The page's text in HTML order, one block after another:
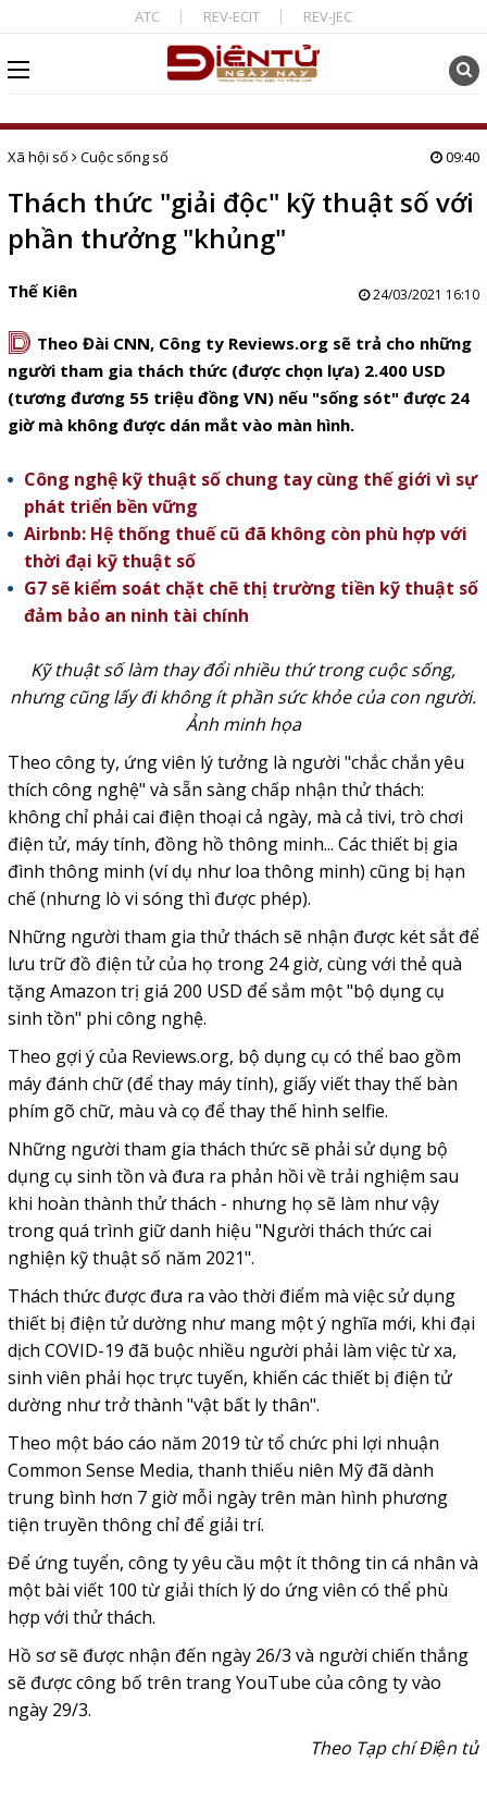
ATC REV-ECIT REV-JEC
Xã hội số Cuộc sống số 09:40
Thách thức "giải độc" kỹ thuật số với
phần thưởng "khủng"
Thế Kiên 24/03/2021 16:10
D Theo Đài CNN, Công ty Reviews.org sẽ trả cho những
người tham gia thách thức (được chọn lựa) 2.400 USD
(tương đương 55 triệu đồng VN) nếu "sống sót" được 24
giờ mà không được dán mắt vào màn hình.
Công nghệ kỹ thuật số chung tay cùng thế giới vì sự
phát triển bền vững
Airbnb: Hệ thống thuế cũ đã không còn phù hợp với
thời đại kỹ thuật số
G7 sẽ kiểm soát chặt chẽ thị trường tiền kỹ thuật số
đảm bảo an ninh tài chính
Kỹ thuật số làm thay đổi nhiều thứ trong cuộc sống,
nhưng cũng lấy đi không ít phần sức khỏe của con người.
Ảnh minh họa
Theo công ty, ứng viên lý tưởng là người "chắc chắn yêu
thích công nghệ" và sẵn sàng chấp nhận thử thách:
không chỉ phải cai điện thoại cả ngày, mà cả tivi, trò chơi
điện tử, máy tính, đồng hồ thông minh... Các thiết bị gia
đình thông minh (ví dụ như loa thông minh) cũng bị hạn
chế (nhưng lò vi sóng thì được phép).
Những người tham gia thử thách sẽ nhận được két sắt để
lưu trữ đồ điện tử của họ trong 24 giờ, cùng với thẻ quà
tặng Amazon trị giá 200 USD để sắm một "bộ dụng cụ
sinh tồn" phi công nghệ.
Theo gợi ý của Reviews.org, bộ dụng cụ có thể bao gồm
máy đánh chữ (để thay máy tính), giấy viết thay thế bàn
phím gõ chữ, màu và cọ để thay thế hình selfie.
Những người tham gia thách thức sẽ phải sử dụng bộ
dụng cụ sinh tồn và đưa ra phản hồi về trải nghiệm sau
khi hoàn thành thử thách - nhưng họ sẽ làm như vậy
trong quá trình giữ danh hiệu "Người thách thức cai
nghiện kỹ thuật số năm 2021".
Thách thức được đưa ra vào thời điểm mà việc sử dụng
thiết bị điện tử dường như mang một ý nghĩa mới, khi đại
dịch COVID-19 đã buộc nhiều người phải làm việc từ xa,
sinh viên phải học trực tuyến, khiến các thiết bị điện tử
dường như trở thành "vật bất ly thân".
Theo một báo cáo năm 2019 từ tổ chức phi lợi nhuận
Common Sense Media, thanh thiếu niên Mỹ đã dành
trung bình hơn 7 giờ mỗi ngày trên màn hình phương
tiện truyền thông chỉ để giải trí.
Để ứng tuyển, công ty yêu cầu một ít thông tin cá nhân và
một bài viết 100 từ giải thích lý do ứng viên có thể phù
hợp với thử thách.
Hồ sơ sẽ được nhận đến ngày 26/3 và người chiến thắng
sẽ được công bố trên trang YouTube của công ty vào
ngày 29/3.
Theo Tạp chí Điện tử